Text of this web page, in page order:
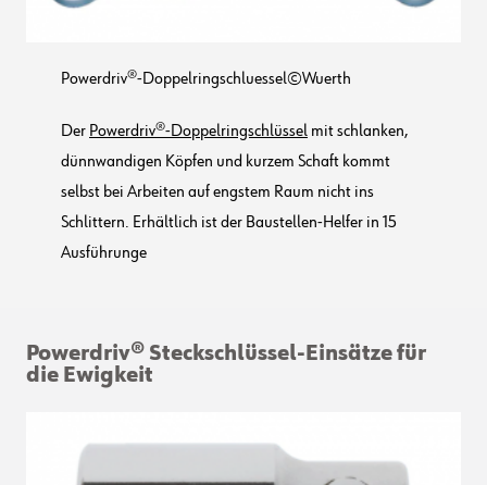
Powerdriv®-Doppelringschluessel©Wuerth
Der Powerdriv®-Doppelringschlüssel mit schlanken,
dünnwandigen Köpfen und kurzem Schaft kommt
selbst bei Arbeiten auf engstem Raum nicht ins
Schlittern. Erhältlich ist der Baustellen-Helfer in 15
Ausführunge
Powerdriv® Steckschlüssel-Einsätze für
die Ewigkeit